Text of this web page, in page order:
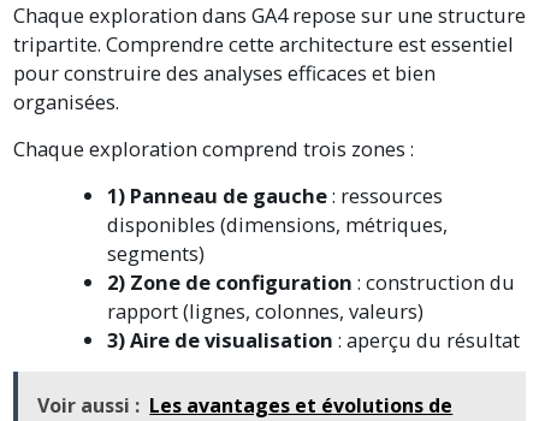
Chaque exploration dans GA4 repose sur une structure
tripartite. Comprendre cette architecture est essentiel
pour construire des analyses efficaces et bien
organisées.
Chaque exploration comprend trois zones :
1) Panneau de gauche: ressources
disponibles (dimensions, métriques,
segments)
2) Zone de configuration : construction du
rapport (lignes, colonnes, valeurs)
3) Aire de visualisation : aperçu du résultat
Voir aussi : Les avantages et évolutions de